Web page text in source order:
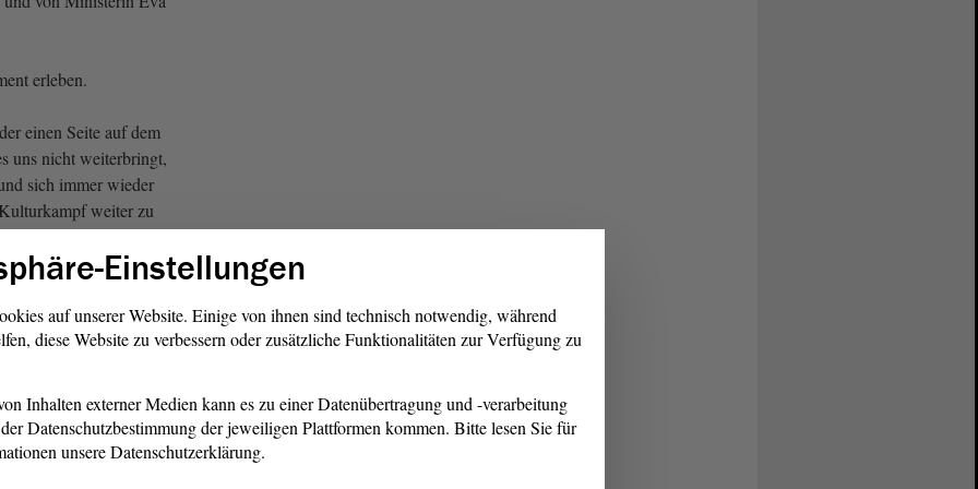
erleben.
einen Seite auf dem
uns nicht weiterbringt,
sich immer wieder
weiter zu
Seite ist das
das gegliederte
liefert, überhaupt
Wir können nicht immer
übergehen und
der schon erwähnte
wesentlicher Ansatz, den
ganz wenigen
Einstellungen
auf unserer Website. Einige von ihnen sind technisch notwendig, während
diese Website zu verbessern oder zusätzliche Funktionalitäten zur Verfügung zu
Inhalten externer Medien kann es zu einer Datenübertragung und -verarbeitung
Datenschutzbestimmung der jeweiligen Plattformen kommen. Bitte lesen Sie für
unsere Datenschutzerklärung.